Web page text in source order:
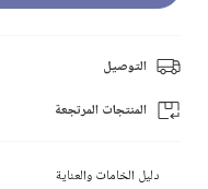
التوصيل
المنتجات المرتجعة
دليل الخامات والعناية